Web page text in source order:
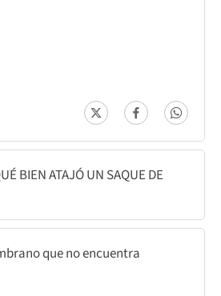
BIEN ATAJÓ UN SAQUE DE
que no encuentra